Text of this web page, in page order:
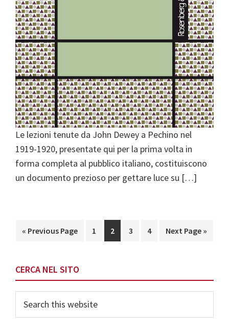
Le lezioni tenute da John Dewey a Pechino nel
1919-1920, presentate qui per la prima volta in
forma completa al pubblico italiano, costituiscono
un documento prezioso per gettare luce su […]
« Go
Previous Page Page
1 Page
2 Page
3 Page
4
Go
Next Page »
Primary
Sidebar
CERCA NEL SITO
this
website